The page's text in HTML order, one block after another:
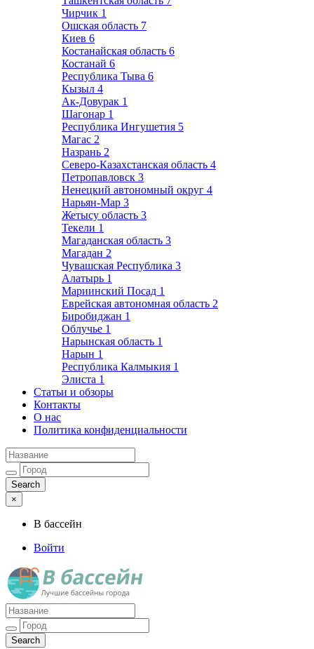
Чирчик 1
Ошская область 7
Киев 6
Костанайская область 6
Костанай 6
Республика Тыва 6
Кызыл 4
Ак-Довурак 1
Шагонар 1
Республика Ингушетия 5
Магас 2
Назрань 2
Северо-Казахстанская область 4
Петропавловск 3
Ненецкий автономный округ 4
Нарьян-Мар 3
Жетысу область 3
Текели 1
Магаданская область 3
Магадан 2
Чувашская Республика 3
Алатырь 1
Мариинский Посад 1
Еврейская автономная область 2
Биробиджан 1
Облучье 1
Нарынская область 1
Нарын 1
Республика Калмыкия 1
Элиста 1
Статьи и обзоры
Контакты
О нас
Политика конфиденциальности
×
В бассейн
Войти
Лучшие бассейны города